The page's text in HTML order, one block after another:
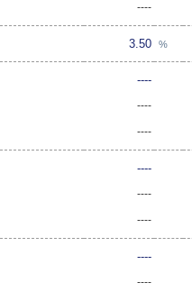
----
3.50 %
----
----
----
----
----
----
----
----